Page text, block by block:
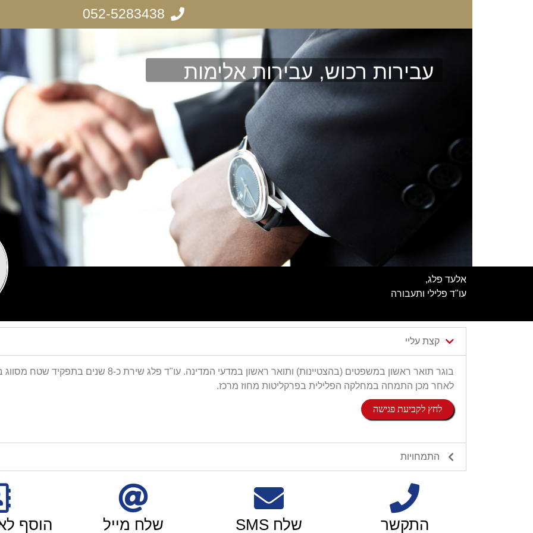
052-5283438
עבירות רכוש, עבירות אלימות
אלעד פלג,
עו"ד פלילי ותעבורה
קצת עליי
בוגר תואר ראשון במשפטים (בהצטיינות) ותואר ראשון
לאחר מכן התמחה במחלקה הפלילית בפרקליטות מחוז מרכז.
לחץ לקביעת פגישה
התמחויות
התקשר שלח SMS שלח מייל הוסף